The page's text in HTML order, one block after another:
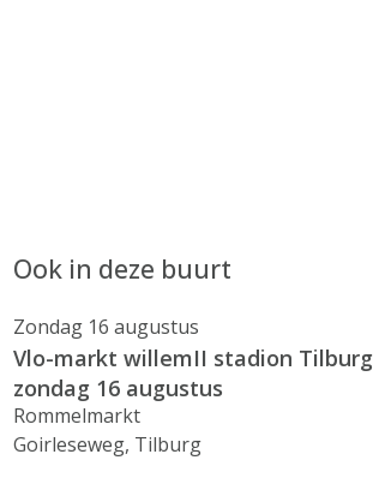
Ook in deze buurt
Zondag 16 augustus
Vlo-markt willemII stadion Tilburg
zondag 16 augustus
Rommelmarkt
Goirleseweg, Tilburg